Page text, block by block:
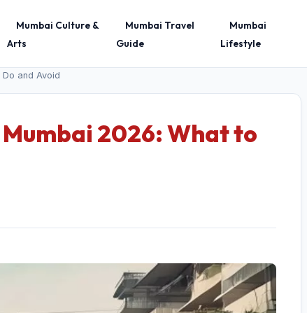
Mumbai Culture &
Arts
Mumbai Travel
Guide
Mumbai
Lifestyle
and Avoid
2026: What to